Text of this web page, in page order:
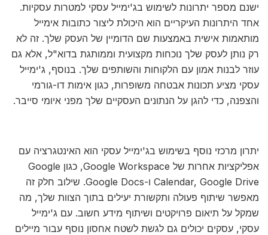
ישנם מספר יתרונות לשימוש בג'ימייל עסקי למטרות עסקיות.
אחד היתרונות העיקריים הוא היכולת ליצור כתובות אימייל
מותאמות אישית באמצעות שם הדומיין של העסק שלך. זה לא
רק נותן לעסק שלך נוכחות מקצועית וממותגת בדוא"ל, אלא גם
עוזר לבנות אמון עם הלקוחות והשותפים שלך. בנוסף, ג'ימייל
עסקי מציע תכונות אבטחה משופרות, כגון אימות דו-גורמי
והצפנה, כדי להגן על הנתונים העסקיים שלך מפני איומי סייבר.
יתרון מרכזי נוסף בשימוש בג'ימייל עסקי הוא האינטגרציה עם
אפליקציות אחרות של Google Workspace, כגון Google
Calendar, Google Drive ו-Google Docs. שילוב חלק זה
מאפשר שיתוף פעולה ותקשורת יעילים בתוך הצוות שלך, מה
שמקל על תיאום פרויקטים ושיתוף מידע חשוב. עם ג'ימייל
עסקי, עסקים יכולים גם לגשת לשטח אחסון נוסף עבור מיילים